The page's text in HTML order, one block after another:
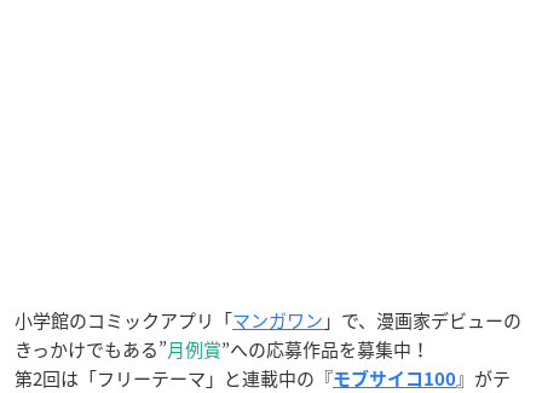
小学館のコミックアプリ「マンガワン 」で、漫画家デビューの
きっかけでもある”月例賞”への応募作品を募集中！
第2回は「フリーテーマ」と連載中の『モブサイコ100』がテ